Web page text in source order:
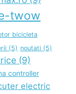
twow
bicicleta
(5) noutati (5)
(9)
controller
electric